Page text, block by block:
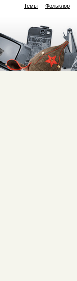
Темы Фольклор